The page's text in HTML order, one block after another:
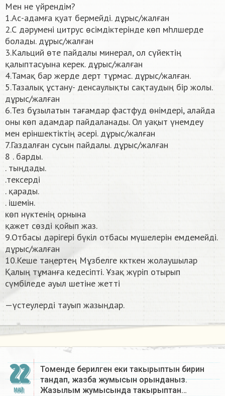
Мен не үйрендім?
1.Ас-адамға қуат бермейді. дұрыс/жалған
2.С дәрумені цитрус өсімдіктерінде көп мһлшерде
болады. дұрыс/жалған
3.Кальций өте пайдалы минерал, ол сүйектің
қалыптасуына керек. дұрыс/жалған
4.Тамақ бар жерде дерт тұрмас. дұрыс/жалған.
5.Тазалық ұстану- денсаулықты сақтаудың бір жолы.
дұрыс/жалған
6.Тез бұзылатын тағамдар фастфуд өнімдері, алайда
оны көп адамдар пайдаланады. Ол уақыт үнемдеу
мен еріншектіктің әсері. дұрыс/жалған
7.Газдалған сусын пайдалы. дұрыс/жалған
8 . барды.
. тыңдады.
.тексерді
. қарады.
. ішемін.
көп нүктенің орнына
қажет сөзді қойып жаз.
9.Отбасы дәрігері бүкіл отбасы мүшелерін емдемейді.
дұрыс/жалған
10.Кеше таңертең Мұзбелге ккткен жолаушылар
Қалың тұманға кедесіпті. Ұзақ жүріп отырып
сүмбіледе ауыл шетіне жетті
—үстеулерді тауып жазыңдар.​
22
МАЙ
Томенде берилген еки такырыптын бирин
тандап, жазба жумысын орынданыз.
Жазылым жумысында такырыптан…